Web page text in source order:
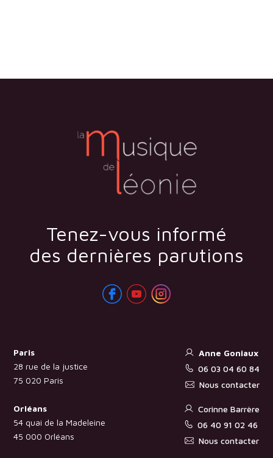
Tenez-vous informé
des dernières parutions
Paris
28 rue de la justice
75 020 Paris
Anne Goniaux
06 03 04 60 84
Nous contacter
Orléans
54 quai de la Madeleine
45 000 Orléans
Corinne Barrère
06 40 91 02 46
Nous contacter